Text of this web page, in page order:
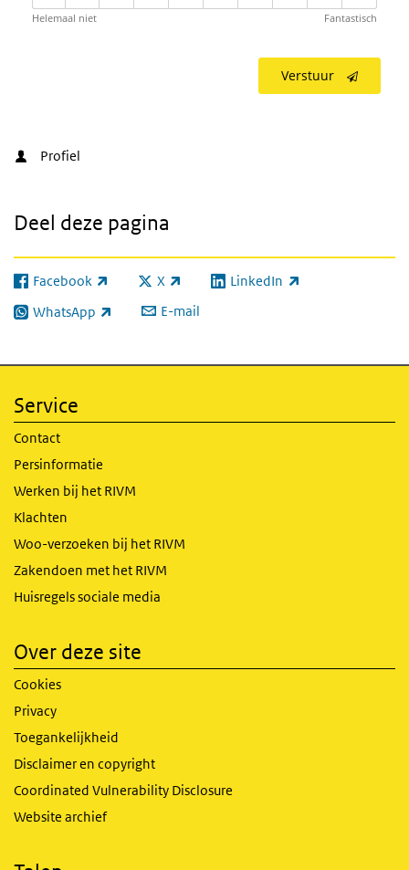
Helemaal niet Fantastisch
Verstuur
Profiel
Deel deze pagina
Facebook
(externe link) X
(externe link) LinkedIn
(externe link)
WhatsApp
(externe link) E-mail
Service
Contact
Persinformatie
Werken bij het RIVM
Klachten
Woo-verzoeken bij het RIVM
Zakendoen met het RIVM
Huisregels sociale media
Over deze site
Cookies
Privacy
Toegankelijkheid
Disclaimer en copyright
Coordinated Vulnerability Disclosure
Website archief